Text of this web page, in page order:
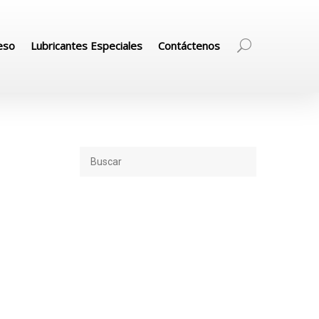
Lubricantes Especiales Contáctenos